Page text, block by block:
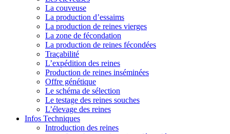
La couveuse
La production d’essaims
La production de reines vierges
La zone de fécondation
La production de reines fécondées
Traçabilité
L’expédition des reines
Production de reines inséminées
Offre génétique
Le schéma de sélection
Le testage des reines souches
L’élevage des reines
Infos Techniques
Introduction des reines